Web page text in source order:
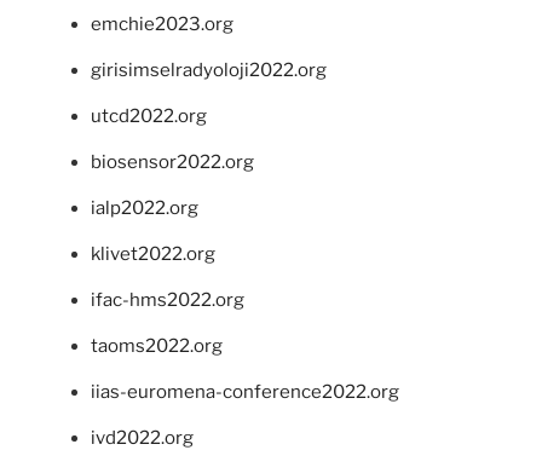
emchie2023.org
girisimselradyoloji2022.org
utcd2022.org
biosensor2022.org
ialp2022.org
klivet2022.org
ifac-hms2022.org
taoms2022.org
iias-euromena-conference2022.org
ivd2022.org